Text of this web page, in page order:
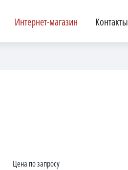
Интернет-магазин Контакты
Цена по запросу